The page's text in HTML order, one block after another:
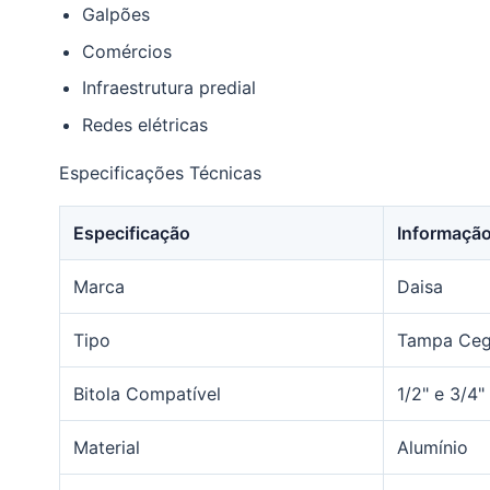
Galpões
Comércios
Infraestrutura predial
Redes elétricas
Especificações Técnicas
Especificação
Marca Daisa
Tipo Tampa
Bitola Compatível 1/2" e 3/4"
Material Alumínio